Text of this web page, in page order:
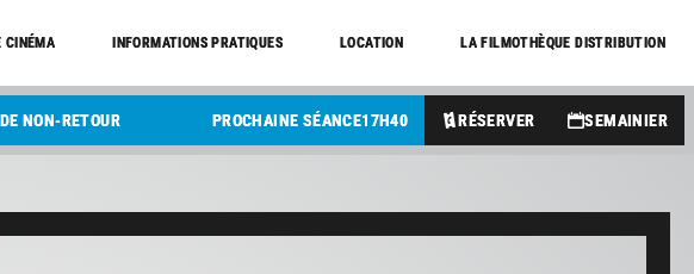
CINÉMA INFORMATIONS PRATIQUES LOCATION LA FILMOTHÈQUE DISTRIBUTION
NON-RETOUR PROCHAINE SÉANCE17H40 RÉSERVER SEMAINIER